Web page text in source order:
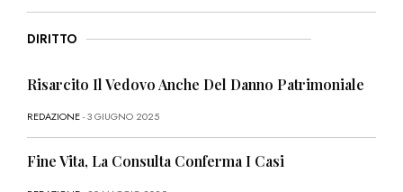
DIRITTO
Risarcito Il Vedovo Anche Del Danno Patrimoniale
REDAZIONE- 3 GIUGNO 2025
Fine Vita, La Consulta Conferma I Casi